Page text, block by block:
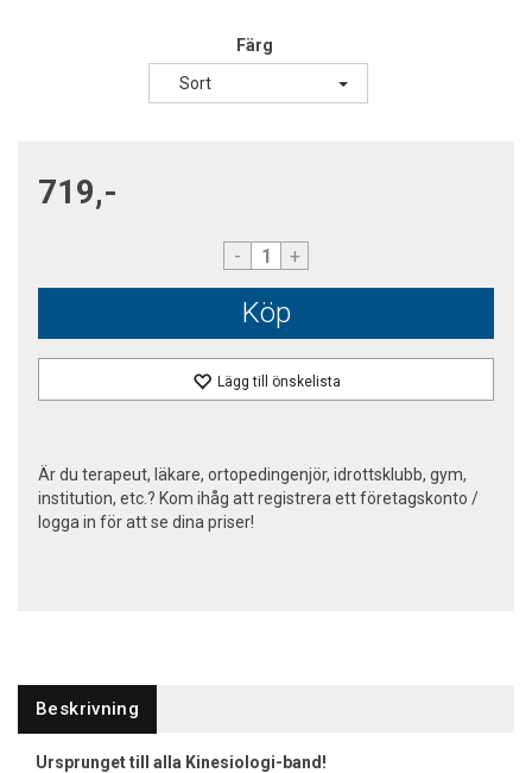
Färg
Sort
719,-
- +
Köp
Lägg till önskelista
Är du terapeut, läkare, ortopedingenjör, idrottsklubb, gym,
institution, etc.? Kom ihåg att registrera ett företagskonto /
logga in för att se dina priser!
Beskrivning
Ursprunget till alla Kinesiologi-band!